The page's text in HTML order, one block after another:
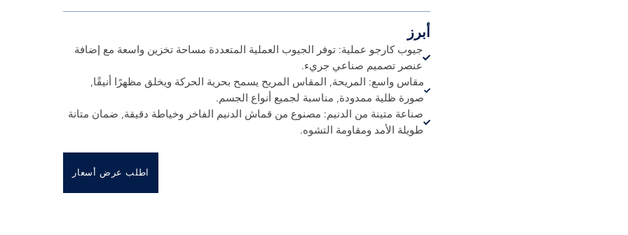
أبرز
جيوب كارجو عملية: توفر الجيوب العملية المتعددة مساحة تخزين واسعة مع إضافة
عنصر تصميم صناعي جريء.
مقاس واسع: المريحة, المقاس المريح يسمح بحرية الحركة ويخلق مظهرًا أنيقًا,
صورة ظلية ممدودة, مناسبة لجميع أنواع الجسم.
صناعة متينة من الدنيم: مصنوع من قماش الدنيم الفاخر وخياطة دقيقة, ضمان متانة
طويلة الأمد ومقاومة التشوه.
اطلب عرض أسعار